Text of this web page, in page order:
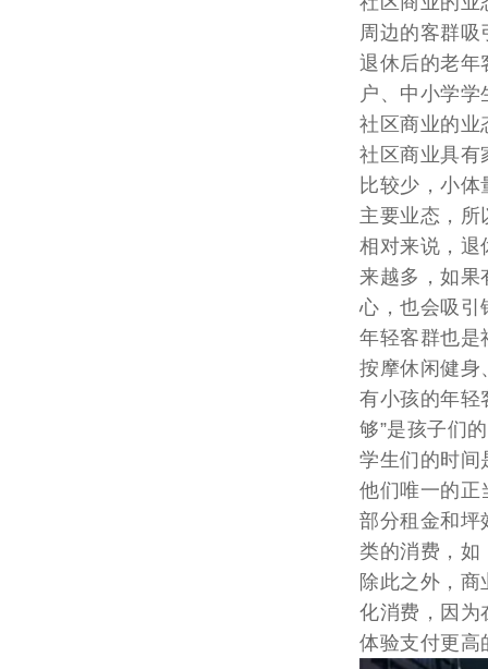
周边的客群吸
退休后的老年
户、中小学
社区商业的业
社区商业具有
比较少，小
主要业态，所
相对来说，退
来越多，如果
心，也会吸引
年轻客群也是
按摩休闲健身
有小孩的年轻
够”是孩子们
学生们的时间
他们唯一的正
部分租金和坪
类的消费，如
除此之外，
化消费，因为
体验支付更高